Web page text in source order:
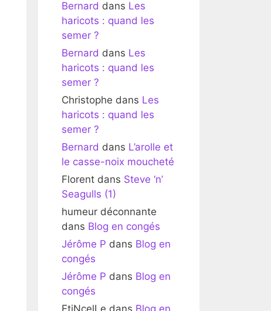
Bernard dans Les
haricots : quand les
semer ?
Bernard dans Les
haricots : quand les
semer ?
Christophe dans Les
haricots : quand les
semer ?
Bernard dans L’arolle et
le casse-noix moucheté
Florent dans Steve ‘n’
Seagulls (1)
humeur déconnante
dans Blog en congés
Jérôme P dans Blog en
congés
Jérôme P dans Blog en
congés
EtiNcelLe dans Blog en